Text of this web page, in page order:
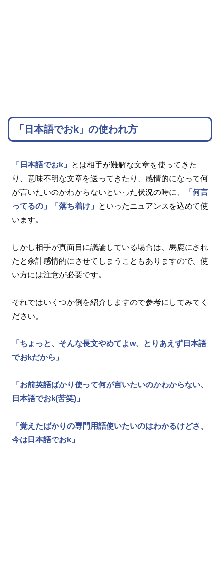
「日本語でおk」の使われ方
「日本語でおk」
とは相手が難解な文章を使ってきた
り、意味不明な文章を送ってきたり、感情的になって何
が言いたいのかわからないといった状況の時に、
「何言
ってるの」
「落ち着け」
といったニュアンスを込めて使
います。
しかし相手が真面目に議論している場合は、馬鹿にされ
たと余計感情的にさせてしまうこともありますので、使
い方には注意が必要です。
それではいくつか例を紹介しますので参考にしてみてく
ださい。
「ちょっと、そんな長文やめてよw、とりあえず日本語
でおkだから」
「お前英語ばかり使って何が言いたいのかわからない、
日本語でおk(苦笑)」
「覚えたばかりの専門用語使いたいのはわかるけどさ、
今は日本語でおk」